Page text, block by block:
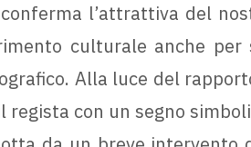
l’attrattiva del
culturale anche
Alla luce del
regista con un segno